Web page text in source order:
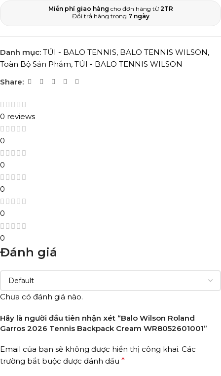
Miễn phí giao hàng cho đơn hàng từ 2TR
Đổi trả hàng trong 7 ngày
Danh mục: TÚI - BALO TENNIS, BALO TENNIS WILSON,
Toàn Bộ Sản Phẩm, TÚI - BALO TENNIS WILSON
Share:
0 reviews
0
0
0
0
0
Đánh giá
Chưa có đánh giá nào.
Hãy là người đầu tiên nhận xét “Balo Wilson Roland
Garros 2026 Tennis Backpack Cream WR8052601001”
Email của bạn sẽ không được hiển thị công khai. Các
trường bắt buộc được đánh dấu *